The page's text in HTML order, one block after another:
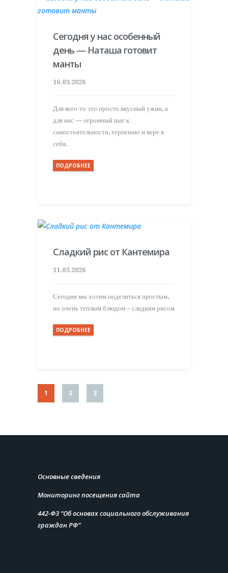
Сегодня у нас особенный
день — Наташа готовит
манты
16.03.2026
Для кого-то это просто вкусный ужин, а
для нас — огромный шаг к
самостоятельности, терпению и вере в
себя.
ПОДРОБНЕЕ
Сладкий рис от Кантемира
11.03.2026
Сегодня мы хотим поделиться простым,
но очень теплым блюдом – сладким рисом
ПОДРОБНЕЕ
1 2 3
Основные сведения
Мониторинг посещения сайта
442-Ф3 “Об основах социального обслуживания
граждан РФ”